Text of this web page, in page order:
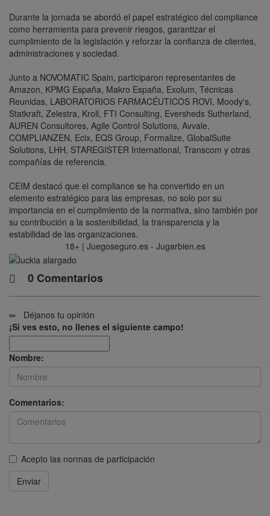
Durante la jornada se abordó el papel estratégico del compliance
como herramienta para prevenir riesgos, garantizar el
cumplimiento de la legislación y reforzar la confianza de clientes,
administraciones y sociedad.
Junto a NOVOMATIC Spain, participaron representantes de
Amazon, KPMG España, Makro España, Exolum, Técnicas
Reunidas, LABORATORIOS FARMACÉUTICOS ROVI, Moody's,
Statkraft, Zelestra, Kroll, FTI Consulting, Eversheds Sutherland,
AUREN Consultores, Agile Control Solutions, Avvale,
COMPLIANZEN, Ecix, EQS Group, Formalize, GlobalSuite
Solutions, LHH, STAREGISTER International, Transcom y otras
compañías de referencia.
CEIM destacó que el compliance se ha convertido en un
elemento estratégico para las empresas, no solo por su
importancia en el cumplimiento de la normativa, sino también por
su contribución a la sostenibilidad, la transparencia y la
estabilidad de las organizaciones.
18+ | Juegoseguro.es - Jugarbien.es
0 Comentarios
Déjanos tu opinión
¡Si ves esto, no llenes el siguiente campo!
Nombre:
Comentarios:
Acepto las normas de participación
Enviar